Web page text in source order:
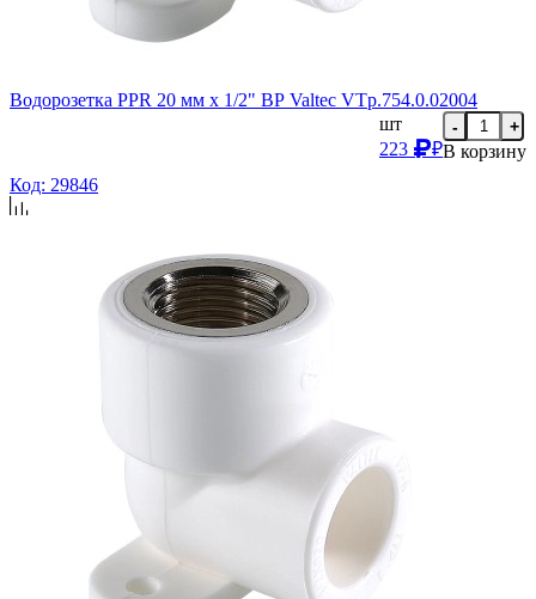
Водорозетка PPR 20 мм х 1/2" ВР Valtec VTp.754.0.02004
шт
223
₽
- +
В корзину
Код: 29846